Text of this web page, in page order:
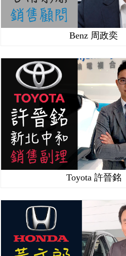
Benz 周政奕
Toyota 許晉銘